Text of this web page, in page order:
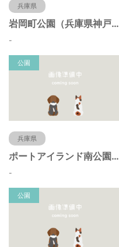
兵庫県
岩岡町公園（兵庫県神戸市）
-
公園
兵庫県
ポートアイランド南公園（兵庫県神戸市）
-
公園